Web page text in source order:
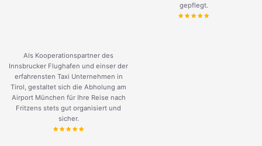
gepflegt.
Als Kooperationspartner des
Innsbrucker Flughafen und einser der
erfahrensten Taxi Unternehmen in
Tirol, gestaltet sich die Abholung am
Airport München für Ihre Reise nach
Fritzens stets gut organisiert und
sicher.